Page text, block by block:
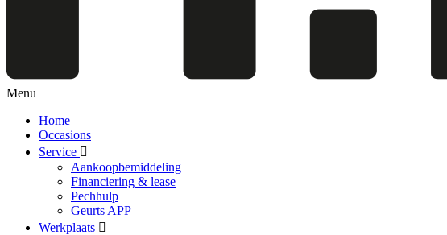
Menu
Home
Occasions
Service
Aankoopbemiddeling
Financiering & lease
Pechhulp
Geurts APP
Werkplaats